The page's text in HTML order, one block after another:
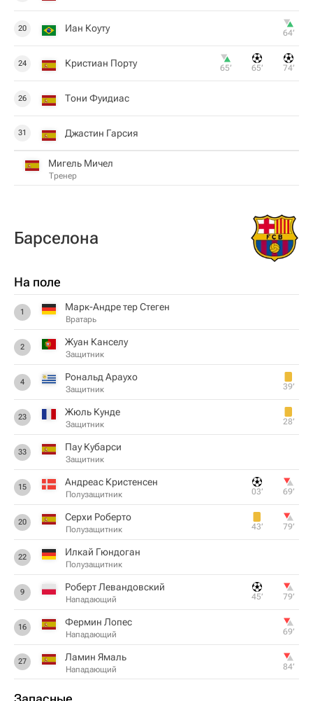
20 Иан Коуту 64‎’‎
24 Кристиан Порту 65‎’‎ 65‎’‎ 74‎’‎
26 Тони Фуидиас
31 Джастин Гарсия
Мигель Мичел
Тренер
Барселона
На поле
1 Марк-Андре тер Стеген
Вратарь
2 Жуан Канселу
Защитник
4 Рональд Араухо
Защитник 39‎’‎
23 Жюль Кунде
Защитник 28‎’‎
33 Пау Кубарси
Защитник
15 Андреас Кристенсен
Полузащитник 03‎’‎ 69‎’‎
20 Серхи Роберто
Полузащитник 43‎’‎ 79‎’‎
22 Илкай Гюндоган
Полузащитник
9 Роберт Левандовский
Нападающий 45‎’‎ 79‎’‎
16 Фермин Лопес
Нападающий 69‎’‎
27 Ламин Ямаль
Нападающий 84‎’‎